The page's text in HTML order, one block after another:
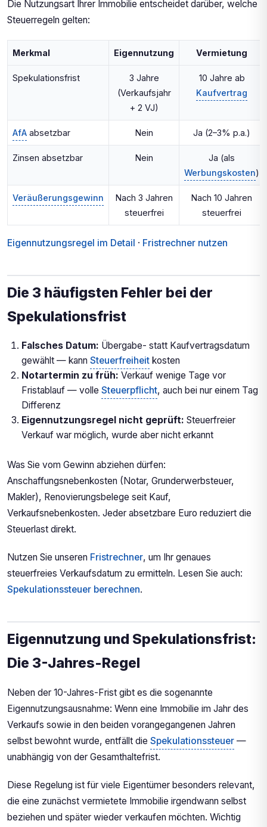
Die Nutzungsart Ihrer Immobilie entscheidet darüber, welche
Steuerregeln gelten:
Merkmal Eigennutzung Vermietung
Spekulationsfrist
3 Jahre
(Verkaufsjahr
+ 2 VJ)
10 Jahre ab
Kaufvertrag
AfA absetzbar Nein Ja (2–3% p.a.)
Zinsen absetzbar Nein
Ja (als
Werbungskosten)
Veräußerungsgewinn
Nach 3 Jahren
steuerfrei
Nach 10 Jahren
steuerfrei
Eigennutzungsregel im Detail · Fristrechner nutzen
Die 3 häufigsten Fehler bei der
Spekulationsfrist
Falsches Datum: Übergabe- statt Kaufvertragsdatum
gewählt — kann Steuerfreiheit kosten
Notartermin zu früh: Verkauf wenige Tage vor
Fristablauf — volle Steuerpflicht, auch bei nur einem Tag
Differenz
Eigennutzungsregel nicht geprüft: Steuerfreier
Verkauf war möglich, wurde aber nicht erkannt
Was Sie vom Gewinn abziehen dürfen:
Anschaffungsnebenkosten (Notar, Grunderwerbsteuer,
Makler), Renovierungsbelege seit Kauf,
Verkaufsnebenkosten. Jeder absetzbare Euro reduziert die
Steuerlast direkt.
Nutzen Sie unseren Fristrechner, um Ihr genaues
steuerfreies Verkaufsdatum zu ermitteln. Lesen Sie auch:
Spekulationssteuer berechnen.
Eigennutzung und Spekulationsfrist:
Die 3-Jahres-Regel
Neben der 10-Jahres-Frist gibt es die sogenannte
Eigennutzungsausnahme: Wenn eine Immobilie im Jahr des
Verkaufs sowie in den beiden vorangegangenen Jahren
selbst bewohnt wurde, entfällt die Spekulationssteuer —
unabhängig von der Gesamthaltefrist.
Diese Regelung ist für viele Eigentümer besonders relevant,
die eine zunächst vermietete Immobilie irgendwann selbst
beziehen und später wieder verkaufen möchten. Wichtig